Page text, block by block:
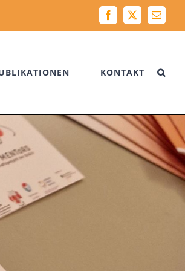
Facebook
X Email
KONTAKT